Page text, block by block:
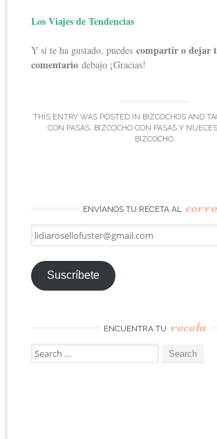
Los Viajes de Tendencias
Y si te ha gustado, puedescompartir o dejar
comentario debajo ¡Gracias!
THIS ENTRY WAS POSTED IN BIZCOCHOS AND
CON PASAS, BIZCOCHO CON PASAS Y NUECES
BIZCOCHO.
ENVÍANOS TU RECETA AL
lidiarosellofuster@gmail.com
Suscríbete
ENCUENTRA TU receta
Search
for: